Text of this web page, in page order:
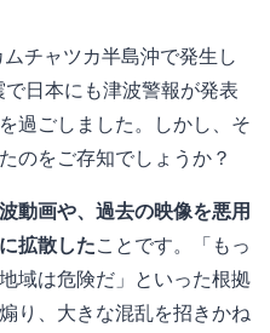
チャツカ半島沖で発生し
日本にも津波警報が発表
過ごしました。しかし、そ
のをご存知でしょうか？
動画や、過去の映像を悪用
拡散したことです。「もっ
域は危険だ」といった根拠
り、大きな混乱を招きかね